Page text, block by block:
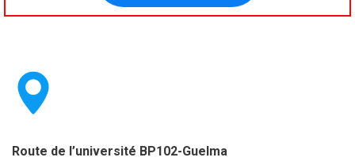
Route de l’université BP102-Guelma